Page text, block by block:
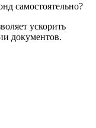
самостоятельно?
ускорить
документов.